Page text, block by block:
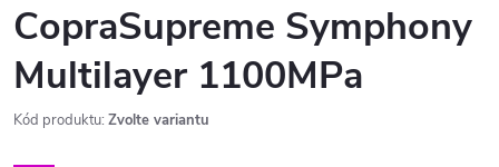
CopraSupreme Symphony
Multilayer 1100MPa
Kód produktu: Zvolte variantu